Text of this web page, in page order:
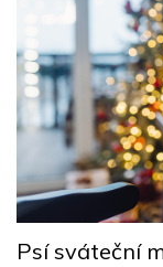
Psí sváteční